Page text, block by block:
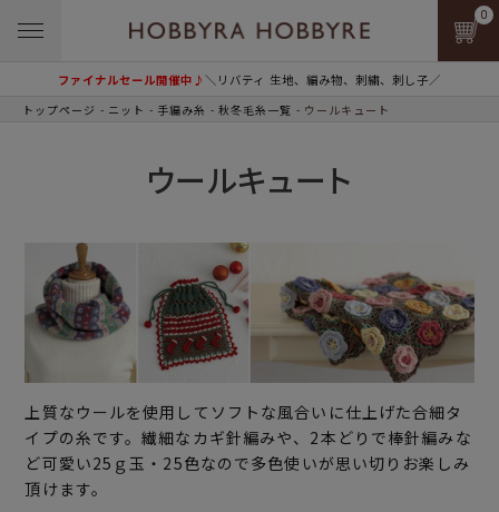
ファイナルセール開催中♪＼リバティ 生地、編み物、刺繍、刺し子／
0
トップページ ニット 手編み糸 秋冬毛糸一覧 ウールキュート
ウールキュート
上質なウールを使用してソフトな風合いに仕上げた合細タ
イプの糸です。繊細なカギ針編みや、2本どりで棒針編みな
ど可愛い25ｇ玉・25色なので多色使いが思い切りお楽しみ
頂けます。